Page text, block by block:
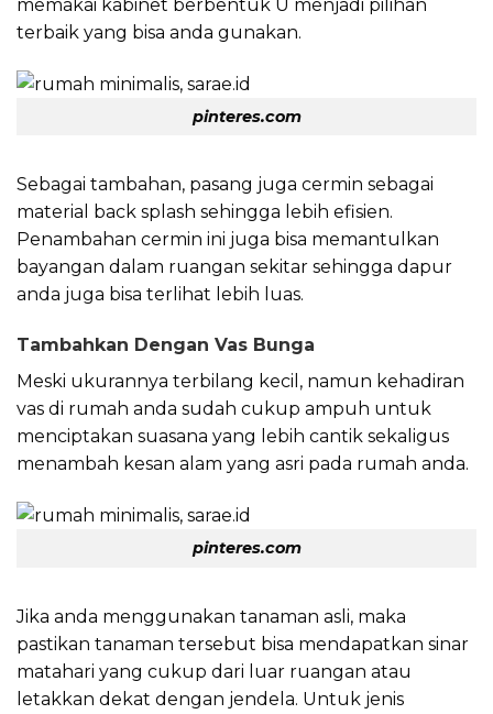
memakai kabinet berbentuk U menjadi pilihan
terbaik yang bisa anda gunakan.
pinteres.com
Sebagai tambahan, pasang juga cermin sebagai
material back splash sehingga lebih efisien.
Penambahan cermin ini juga bisa memantulkan
bayangan dalam ruangan sekitar sehingga dapur
anda juga bisa terlihat lebih luas.
Tambahkan Dengan Vas Bunga
Meski ukurannya terbilang kecil, namun kehadiran
vas di rumah anda sudah cukup ampuh untuk
menciptakan suasana yang lebih cantik sekaligus
menambah kesan alam yang asri pada rumah anda.
pinteres.com
Jika anda menggunakan tanaman asli, maka
pastikan tanaman tersebut bisa mendapatkan sinar
matahari yang cukup dari luar ruangan atau
letakkan dekat dengan jendela. Untuk jenis